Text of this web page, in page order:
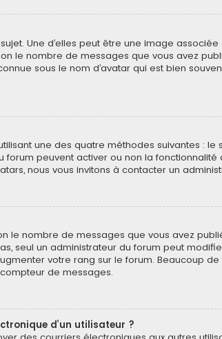
Une d’elles peut être une image
le nombre de messages que vous avez
sous le nom d’avatar qui est bien
une des quatre méthodes suivantes : le
forum peuvent activer ou non la
nous vous invitons à contacter un
le nombre de messages que vous avez
seul un administrateur du forum peut
votre rang sur le forum. Beaucoup
de messages.
d’un utilisateur ?